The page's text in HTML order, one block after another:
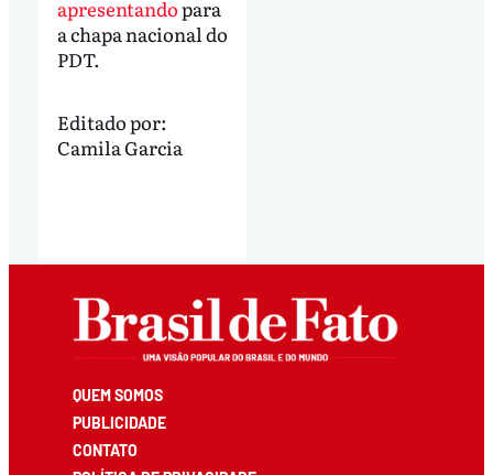
apresentandopara
a chapa nacional do
PDT.
Editado por:
Camila Garcia
QUEM SOMOS
PUBLICIDADE
CONTATO